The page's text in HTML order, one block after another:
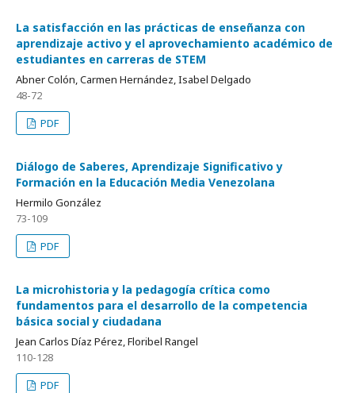
La satisfacción en las prácticas de enseñanza con
aprendizaje activo y el aprovechamiento académico de
estudiantes en carreras de STEM
Abner Colón, Carmen Hernández, Isabel Delgado
48-72
PDF
Diálogo de Saberes, Aprendizaje Significativo y
Formación en la Educación Media Venezolana
Hermilo González
73-109
PDF
La microhistoria y la pedagogía crítica como
fundamentos para el desarrollo de la competencia
básica social y ciudadana
Jean Carlos Díaz Pérez, Floribel Rangel
110-128
PDF